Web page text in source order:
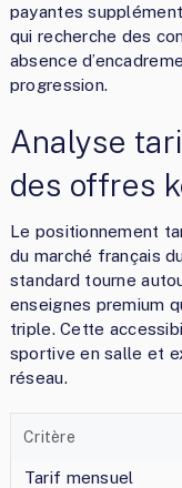
payantes
qui recherche des
absence
progression.
Analyse
des offres
Le positionnement
du marché français
standard tourne
enseignes premium
triple. Cette
sportive en salle et
réseau.
Critère
Tarif mensuel